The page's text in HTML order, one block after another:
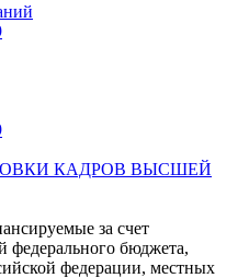
КАДРОВ ВЫСШЕЙ
за счет
федерального бюджета,
федерации, местных